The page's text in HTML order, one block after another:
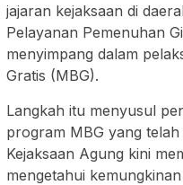
jajaran kejaksaan di
Pelayanan Pemenuhan
menyimpang dalam
Gratis (MBG).
Langkah itu menyusul
program MBG yang
Kejaksaan Agung kini
mengetahui